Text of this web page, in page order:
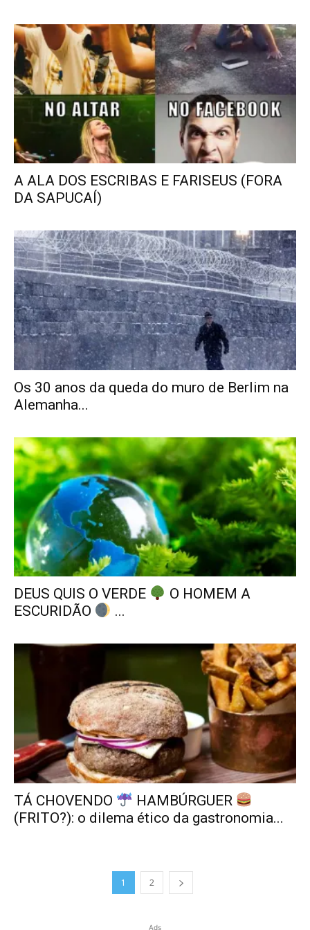
A ALA DOS ESCRIBAS E FARISEUS (FORA
DA SAPUCAÍ)
Os 30 anos da queda do muro de Berlim na
Alemanha...
DEUS QUIS O VERDE
O HOMEM A
ESCURIDÃO
...
TÁ CHOVENDO
HAMBÚRGUER
(FRITO?): o dilema ético da gastronomia...
1 2
Ads